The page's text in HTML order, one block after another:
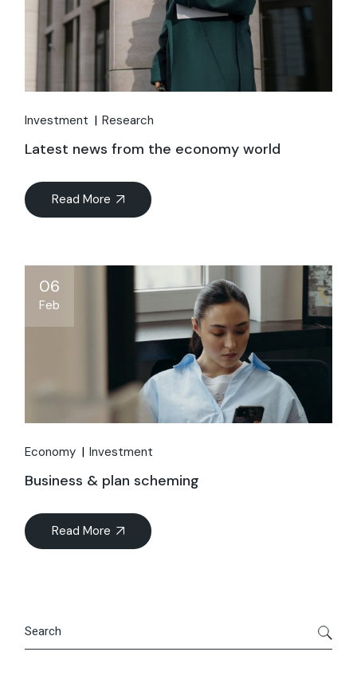
Investment Research
Latest news from the economy world
Read More
06
Feb
Economy Investment
Business & plan scheming
Read More